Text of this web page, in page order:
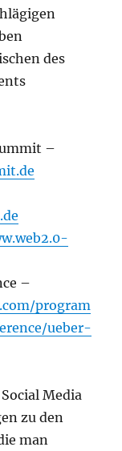
des
–
–
program
ueber-
Media
zu den
man